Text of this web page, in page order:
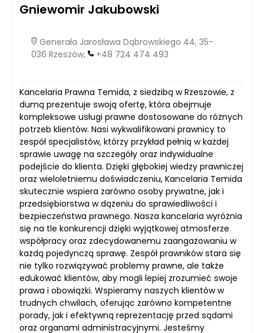
Gniewomir Jakubowski
Generała Jarosława Dąbrowskiego 44, 35-
036 Rzeszów,
+48 724 474 493
Kancelaria Prawna Temida, z siedzibą w Rzeszowie, z
dumą prezentuje swoją ofertę, która obejmuje
kompleksowe usługi prawne dostosowane do różnych
potrzeb klientów. Nasi wykwalifikowani prawnicy to
zespół specjalistów, którzy przykład pełnią w każdej
sprawie uwagę na szczegóły oraz indywidualne
podejście do klienta. Dzięki głębokiej wiedzy prawniczej
oraz wieloletniemu doświadczeniu, Kancelaria Temida
skutecznie wspiera zarówno osoby prywatne, jak i
przedsiębiorstwa w dążeniu do sprawiedliwości i
bezpieczeństwa prawnego. Nasza kancelaria wyróżnia
się na tle konkurencji dzięki wyjątkowej atmosferze
współpracy oraz zdecydowanemu zaangażowaniu w
każdą pojedynczą sprawę. Zespół prawników stara się
nie tylko rozwiązywać problemy prawne, ale także
edukować klientów, aby mogli lepiej zrozumieć swoje
prawa i obowiązki. Wspieramy naszych klientów w
trudnych chwilach, oferując zarówno kompetentne
porady, jak i efektywną reprezentację przed sądami
oraz organami administracyjnymi. Jesteśmy